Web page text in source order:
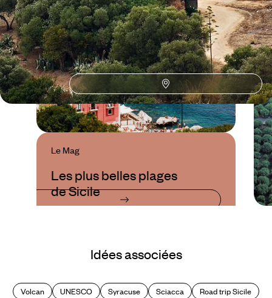
Le Mag
Les plus belles plages
de Sicile
Idées associées
Volcan UNESCO Syracuse Sciacca
Road trip Sicile